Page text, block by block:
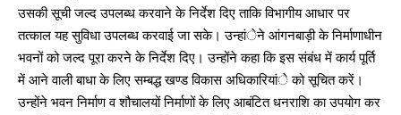
00:00
NURTURING CREATIVITY – KEEKLI CHARITABLE TRUST, SHIMLA
उसकी सूची जल्द उपलब्ध करवाने के निर्देश दिए ताकि विभागीय आधार पर
तत्काल यह सुविधा उपलब्ध करवाई जा सके। उन्हांेने आंगनबाड़ी के निर्माणाधीन
भवनों को जल्द पूरा करने के निर्देश दिए। उन्होंने कहा कि इस संबंध में कार्य पूर्ति
में आने वाली बाधा के लिए सम्बद्ध खण्ड विकास अधिकारियांे को सूचित करें।
उन्होंने भवन निर्माण व शौचालयों निर्माणों के लिए आबंटित धनराशि का उपयोग कर